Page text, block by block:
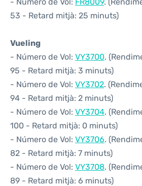
53 - Retard mitjà: 25 minuts)
Vueling
- Número de Vol: VY3700.
95 - Retard mitjà: 3 minuts)
- Número de Vol: VY3702.
94 - Retard mitjà: 2 minuts)
- Número de Vol: VY3704.
100 - Retard mitjà: 0 minuts)
- Número de Vol: VY3706.
82 - Retard mitjà: 7 minuts)
- Número de Vol: VY3708.
89 - Retard mitjà: 6 minuts)